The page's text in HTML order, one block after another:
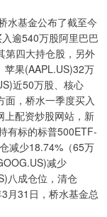
水基金公布了截至今
逾540万股阿里巴巴
第四大持仓股，另外
苹果(AAPL.US)32万
近50万股、核心
，桥水一季度买入
上配资炒股网站，新
有标的标普500ETF-
减少18.74%（65万
减少
八成仓位，清仓
月31日，桥水基金总